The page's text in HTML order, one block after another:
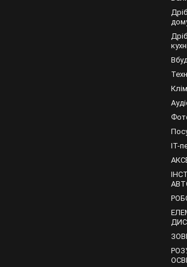
вбудовуються в окремі
Параметри, функції,
роздруковувати тексти з
Для подібної техніки існує
можливість використання
облік застосування
можливість відправки
сканування файлів по Email;
групування листів за
одночасне підключення
IT-